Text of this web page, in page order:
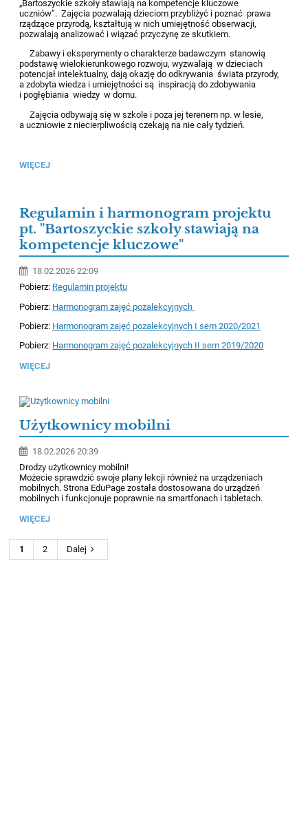
„Bartoszyckie szkoły stawiają na kompetencje kluczowe
uczniów”. Zajęcia pozwalają dzieciom przybliżyć i poznać prawa
rządzące przyrodą, kształtują w nich umiejętność obserwacji,
pozwalają analizować i wiązać przyczynę ze skutkiem.
Zabawy i eksperymenty o charakterze badawczym stanowią
podstawę wielokierunkowego rozwoju, wyzwalają w dzieciach
potencjał intelektualny, dają okazję do odkrywania świata przyrody,
a zdobyta wiedza i umiejętności są inspiracją do zdobywania
i pogłębiania wiedzy w domu.
Zajęcia odbywają się w szkole i poza jej terenem np. w lesie,
a uczniowie z niecierpliwością czekają na nie cały tydzień.
WIĘCEJ
Regulamin i harmonogram projektu
pt. "Bartoszyckie szkoły stawiają na
kompetencje kluczowe"
18.02.2026 22:09
Pobierz: Regulamin projektu
Pobierz: Harmonogram zajęć pozalekcyjnych
Pobierz: Harmonogram zajęć pozalekcyjnych I sem 2020/2021
Pobierz: Harmonogram zajęć pozalekcyjnych II sem 2019/2020
WIĘCEJ
Użytkownicy mobilni
18.02.2026 20:39
Drodzy użytkownicy mobilni!
Możecie sprawdzić swoje plany lekcji również na urządzeniach
mobilnych. Strona EduPage została dostosowana do urządzeń
mobilnych i funkcjonuje poprawnie na smartfonach i tabletach.
WIĘCEJ
1 2 Dalej